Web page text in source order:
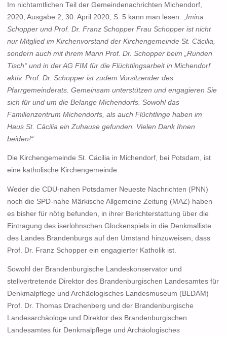
Im nichtamtlichen Teil der Gemeindenachrichten Michendorf,
2020, Ausgabe 2, 30. April 2020, S. 5 kann man lesen: „ Imina
Schopper und Prof. Dr. Franz Schopper Frau Schopper ist nicht
nur Mitglied im Kirchenvorstand der Kirchengemeinde St. Cäcilia,
sondern auch mit ihrem Mann Prof. Dr. Schopper beim „Runden
Tisch“ und in der AG FIM für die Flüchtlingsarbeit in Michendorf
aktiv. Prof. Dr. Schopper ist zudem Vorsitzender des
Pfarrgemeinderats. Gemeinsam unterstützen und engagieren Sie
sich für und um die Belange Michendorfs. Sowohl das
Familienzentrum Michendorfs, als auch Flüchtlinge haben im
Haus St. Cäcilia ein Zuhause gefunden. Vielen Dank Ihnen
beiden!“
Die Kirchengemeinde St. Cäcilia in Michendorf, bei Potsdam, ist
eine katholische Kirchengemeinde.
Weder die CDU-nahen Potsdamer Neueste Nachrichten (PNN)
noch die SPD-nahe Märkische Allgemeine Zeitung (MAZ) haben
es bisher für nötig befunden, in ihrer Berichterstattung über die
Eintragung des iserlohnschen Glockenspiels in die Denkmalliste
des Landes Brandenburgs auf den Umstand hinzuweisen, dass
Prof. Dr. Franz Schopper ein engagierter Katholik ist.
Sowohl der Brandenburgische Landeskonservator und
stellvertretende Direktor des Brandenburgischen Landesamtes für
Denkmalpflege und Archäologisches Landesmuseum (BLDAM)
Prof. Dr. Thomas Drachenberg und der Brandenburgische
Landesarchäologe und Direktor des Brandenburgischen
Landesamtes für Denkmalpflege und Archäologisches